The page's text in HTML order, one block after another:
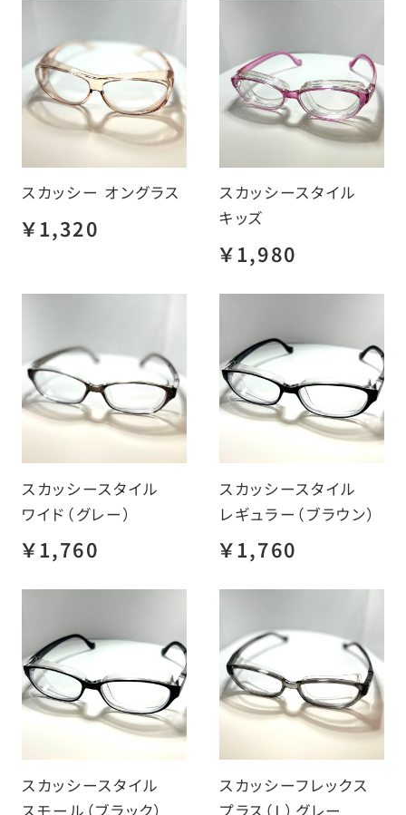
スカッシー オングラス
￥1,320
スカッシースタイル
キッズ
￥1,980
スカッシースタイル
ワイド（グレー）
￥1,760
スカッシースタイル
レギュラー（ブラウン）
￥1,760
スカッシースタイル
スモール（ブラック）
スカッシーフレックス
プラス（Ｌ）グレー